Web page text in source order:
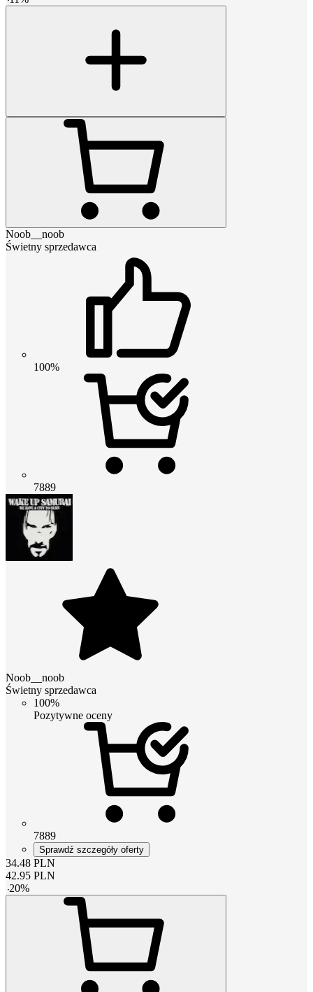
Noob__noob
Świetny sprzedawca
100%
7889
Noob__noob
Świetny sprzedawca
100%
Pozytywne oceny
7889
Sprawdź szczegóły oferty
34.48 PLN
42.95 PLN
-20%